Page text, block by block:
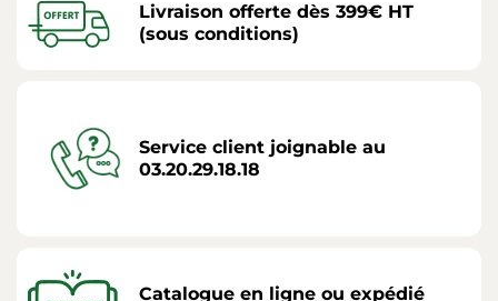
Livraison offerte dès 399€ HT
(sous conditions)
Service client joignable au
03.20.29.18.18
Catalogue en ligne ou expédié